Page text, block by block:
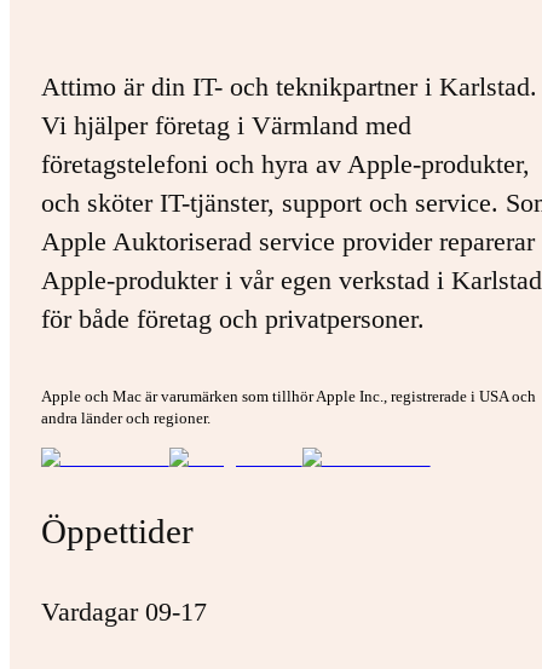
Attimo är din IT- och teknikpartner i Karlstad.
Vi hjälper företag i Värmland med
företagstelefoni och hyra av Apple-produkter,
och sköter IT-tjänster, support och service.
Apple Auktoriserad service provider
Apple-produkter i vår egen verkstad i
för både företag och privatpersoner.
Apple och Mac är varumärken som tillhör Apple Inc., registrerade i USA och
andra länder och regioner.
Öppettider
Vardagar 09-17